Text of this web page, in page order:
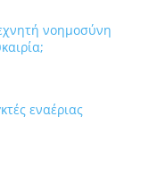
νοημοσύνη
εναέριας